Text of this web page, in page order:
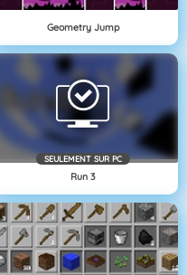
Geometry Jump
SEULEMENT SUR PC
Run 3